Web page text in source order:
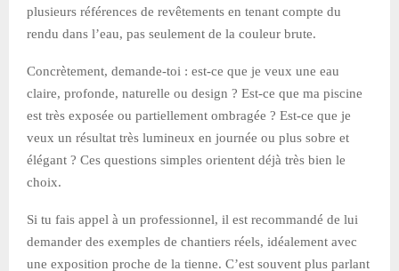
plusieurs références de revêtements en tenant compte du
rendu dans l’eau, pas seulement de la couleur brute.
Concrètement, demande-toi : est-ce que je veux une eau
claire, profonde, naturelle ou design ? Est-ce que ma piscine
est très exposée ou partiellement ombragée ? Est-ce que je
veux un résultat très lumineux en journée ou plus sobre et
élégant ? Ces questions simples orientent déjà très bien le
choix.
Si tu fais appel à un professionnel, il est recommandé de lui
demander des exemples de chantiers réels, idéalement avec
une exposition proche de la tienne. C’est souvent plus parlant